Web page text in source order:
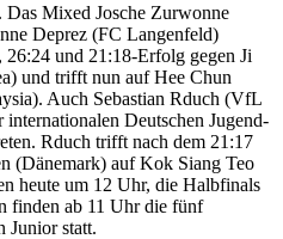
Mixed Josche Zurwonne
Deprez (FC Langenfeld)
und 21:18-Erfolg gegen Ji
und trifft nun auf Hee Chun
Auch Sebastian Rduch (VfL
Deutschen Jugend-
Rduch trifft nach dem 21:17
(Dänemark) auf Kok Siang Teo
heute um 12 Uhr, die Halbfinals
finden ab 11 Uhr die fünf
Junior statt.